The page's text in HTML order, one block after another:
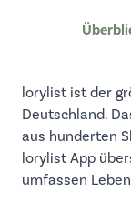
lorylist ist der
Deutschland.
aus hunderten
lorylist App
umfassen